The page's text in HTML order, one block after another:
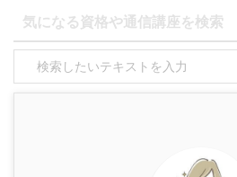
気になる資格や通信講座を検索